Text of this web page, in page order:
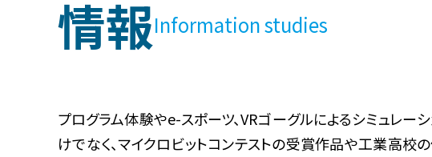
情報Information studies
プログラム体験やe-スポーツ、VRゴーグルによるシミュレ
けでなく、マイクロビットコンテストの受賞作品や工業高校